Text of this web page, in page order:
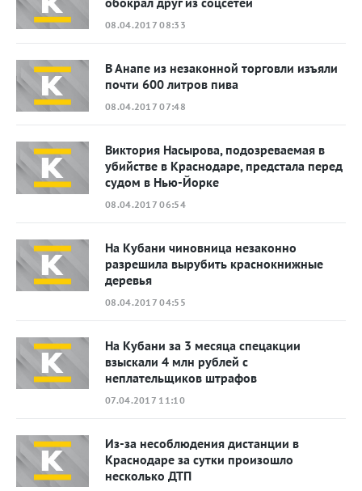
08.04.2017 08:33
В Анапе из незаконной торговли изъяли
почти 600 литров пива
08.04.2017 07:48
Виктория Насырова, подозреваемая в
убийстве в Краснодаре, предстала перед
судом в Нью-Йорке
08.04.2017 06:54
На Кубани чиновница незаконно
разрешила вырубить краснокнижные
деревья
08.04.2017 04:55
На Кубани за 3 месяца спецакции
взыскали 4 млн рублей с
неплательщиков штрафов
07.04.2017 11:10
Из-за несоблюдения дистанции в
Краснодаре за сутки произошло
несколько ДТП